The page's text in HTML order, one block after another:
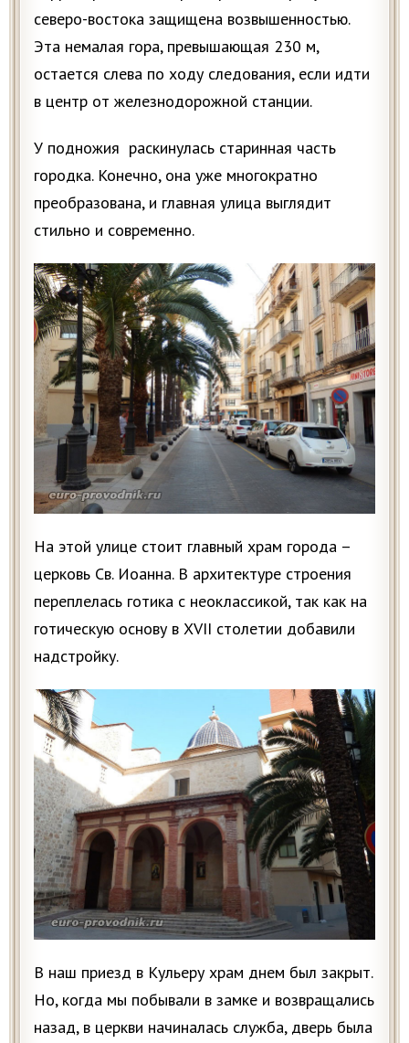
северо-востока защищена возвышенностью.
Эта немалая гора, превышающая 230 м,
остается слева по ходу следования, если идти
в центр от железнодорожной станции.
У подножия раскинулась старинная часть
городка. Конечно, она уже многократно
преобразована, и главная улица выглядит
стильно и современно.
На этой улице стоит главный храм города –
церковь Св. Иоанна. В архитектуре строения
переплелась готика с неоклассикой, так как на
готическую основу в XVII столетии добавили
надстройку.
В наш приезд в Кульеру храм днем был закрыт.
Но, когда мы побывали в замке и возвращались
назад, в церкви начиналась служба, дверь была